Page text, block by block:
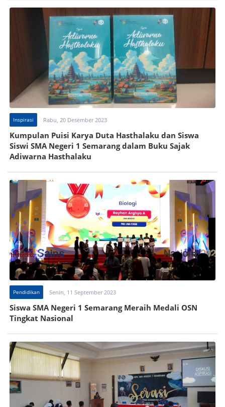
Inspirasi Rabu, 20 Desember 2023
Kumpulan Puisi Karya Duta Hasthalaku dan Siswa
Siswi SMA Negeri 1 Semarang dalam Buku Sajak
Adiwarna Hasthalaku
Pendidikan Senin, 11 September 2023
Siswa SMA Negeri 1 Semarang Meraih Medali OSN
Tingkat Nasional